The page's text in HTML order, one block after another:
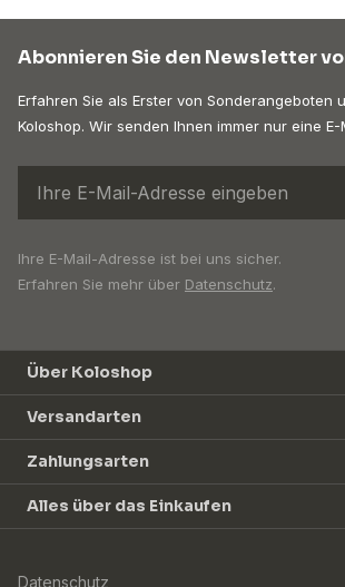
Abonnieren Sie den Newsletter
Erfahren Sie als Erster von Sonderangeboten
Koloshop. Wir senden Ihnen immer nur eine
Ihre E-Mail-Adresse ist bei uns sicher.
Erfahren Sie mehr über Datenschutz.
Über Koloshop
Versandarten
Zahlungsarten
Alles über das Einkaufen
Datenschutz